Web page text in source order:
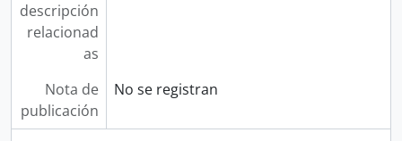
descripción
relacionad
as
Nota de
publicación
No se registran